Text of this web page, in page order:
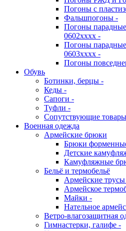
Погоны с
Фальшпогоны -
Погоны
0602хххх -
Погоны
0603хххх -
Погоны
Обувь
Ботинки, берцы -
Кеды -
Сапоги -
Туфли -
Сопутствующие
Военная одежда
Армейские брюки
Брюки
Детские
Камуфляжные
Бельё и термобельё
Армейские
Армейское
Майки -
Нательное
Ветро-влагозащитная
Гимнастерки, галифе -